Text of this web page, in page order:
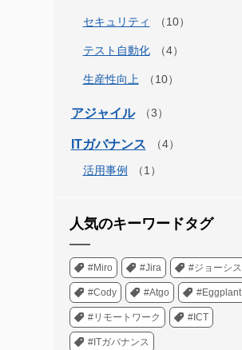
セキュリティ
テスト自動化
生産性向上
アジャイル
ITガバナンス
活用事例
人気のキーワードタグ
#Miro #Jira #ジョーシス
#Cody #Atgo #Eggplant
#リモートワーク #ICT
#ITガバナンス